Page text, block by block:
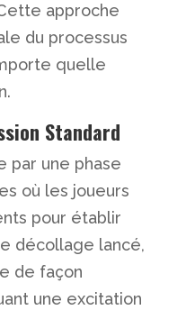
approche
du processus
quelle
Standard
par une phase
où les joueurs
pour établir
décollage lancé,
de façon
une excitation